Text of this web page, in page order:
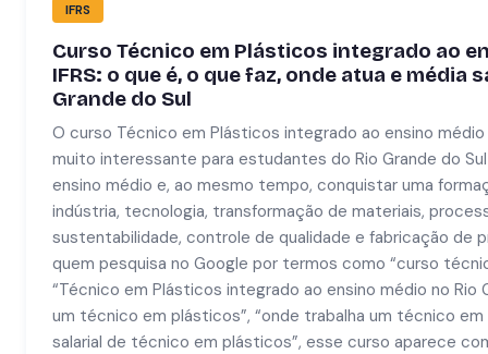
IFRS
Curso Técnico em Plásticos integrado ao
IFRS: o que é, o que faz, onde atua e média
Grande do Sul
O curso Técnico em Plásticos integrado ao ensino médio
muito interessante para estudantes do Rio Grande do
ensino médio e, ao mesmo tempo, conquistar uma
indústria, tecnologia, transformação de materiais,
sustentabilidade, controle de qualidade e fabricação de
quem pesquisa no Google por termos como “curso
“Técnico em Plásticos integrado ao ensino médio no Rio
um técnico em plásticos”, “onde trabalha um técnico em
salarial de técnico em plásticos”, esse curso aparece